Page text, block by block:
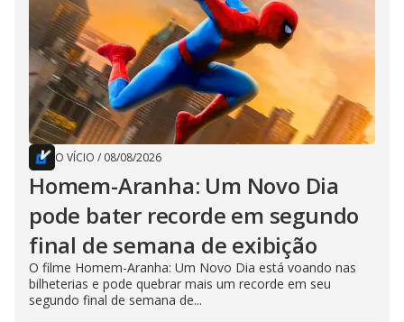
O VÍCIO / 08/08/2026
Homem-Aranha: Um Novo Dia
pode bater recorde em segundo
final de semana de exibição
O filme Homem-Aranha: Um Novo Dia está voando nas
bilheterias e pode quebrar mais um recorde em seu
segundo final de semana de...